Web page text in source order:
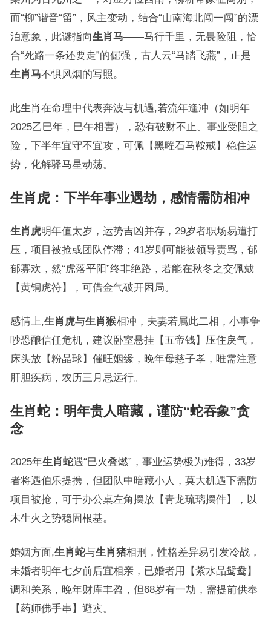
而“柳”谐音“留”，风主变动，结合“山南海北闯一闯”的漂
泊意象，此谜指向生肖马——马行千里，无畏险阻，恰
合“死路一条还要走”的倔强，古人云“马踏飞燕”，正是
生肖马不惧风烟的写照。
此生肖在命理中代表奔波与机遇,若流年逢冲（如明年
2025乙巳年，巳午相害），恐有破财不止、事业受阻之
险，下半年宜守不宜攻，可佩【黑曜石马鞍戒】稳住运
势，化解驿马星动荡。
生肖虎：下半年事业遇劫，感情需防相冲
生肖虎明年值太岁，运势吉凶并存，29岁者职场易遭打
压，项目被抢或团队停滞；41岁则可能被领导责骂，郁
郁寡欢，然“虎落平阳”终非绝路，若能在秋冬之交佩戴
【黄铜虎符】，可借金气破开困局。
感情上,生肖虎与生肖猴相冲，夫妻若属此二相，小事争
吵恐酿信任危机，建议卧室悬挂【五帝钱】压住戾气，
床头放【粉晶球】催旺姻缘，晚年母慈子孝，唯需注意
肝胆疾病，农历三月忌远行。
生肖蛇：明年贵人暗藏，谨防“蛇吞象”贪
念
2025年生肖蛇遇“巳火叠燃”，事业运势极为难得，33岁
者将遇伯乐提携，但团队中暗藏小人，莫大机遇下需防
项目被抢，可于办公桌左角摆放【青龙琉璃摆件】，以
木生火之势稳固根基。
婚姻方面,生肖蛇与生肖猪相刑，性格差异易引发冷战，
未婚者明年七夕前后宜相亲，已婚者用【紫水晶鸳鸯】
调和关系，晚年财库丰盈，但68岁有一劫，需提前供奉
【药师佛手串】避灾。